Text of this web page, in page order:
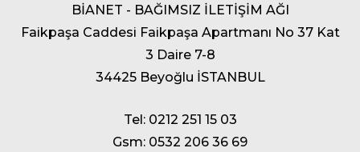
BİANET - BAĞIMSIZ İLETİŞİM AĞI
Faikpaşa Caddesi Faikpaşa Apartmanı No 37 Kat
3 Daire 7-8
34425 Beyoğlu İSTANBUL
Tel: 0212 251 15 03
Gsm: 0532 206 36 69